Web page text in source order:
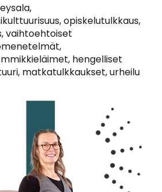
opiskelutulkkaus,
vaihtoehtoiset
hengelliset
matkatulkkaukset, urheilu